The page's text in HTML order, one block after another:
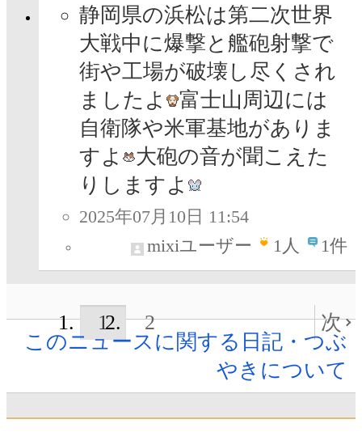
静岡県の浜松は第二次世界
大戦中に爆撃と艦砲射撃で
街や工場が破壊し尽くされ
ましたよ
富士山周辺には
自衛隊や米軍基地がありま
すよ
大砲の音が聞こえた
りしますよ
2025年07月10日 11:54
mixiユーザー
1人 1件
1 2
次
このニュースに関する日記・つぶ
やきについて